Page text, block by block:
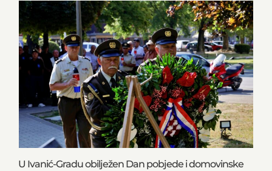
U Ivanić-Gradu obilježen Dan pobjede i domovinske